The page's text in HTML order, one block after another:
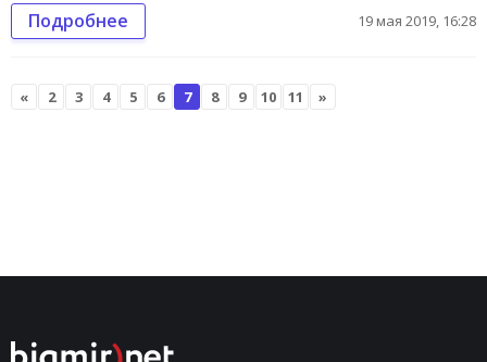
Подробнее 19 мая 2019, 16:28
« 2 3 4 5 6 7 8 9 10 11 »